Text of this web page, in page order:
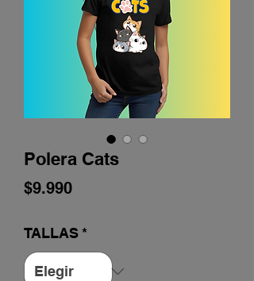
Polera Cats
$9.990Precio
TALLAS*